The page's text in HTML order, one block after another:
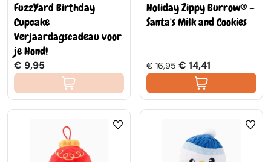
FuzzYard Birthday
Cupcake -
Verjaardagscadeau voor
je Hond!
€ 9,95
Holiday Zippy Burrow® –
Santa's Milk and Cookies
€ 16,95 € 14,41